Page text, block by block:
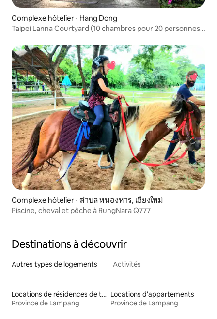
Complexe hôtelier ⋅ Hang Dong
Taipei Lanna Courtyard (10 chambres pour 20 personnes
Complexe hôtelier ⋅ ตำบล หนองหาร, เชียงใหม่
Piscine, cheval et pêche à RungNara Q777
Destinations à découvrir
Autres types de logements Activités
Locations de résidences de tourisme
Province de Lampang
Locations d'appartements
Province de Lampang